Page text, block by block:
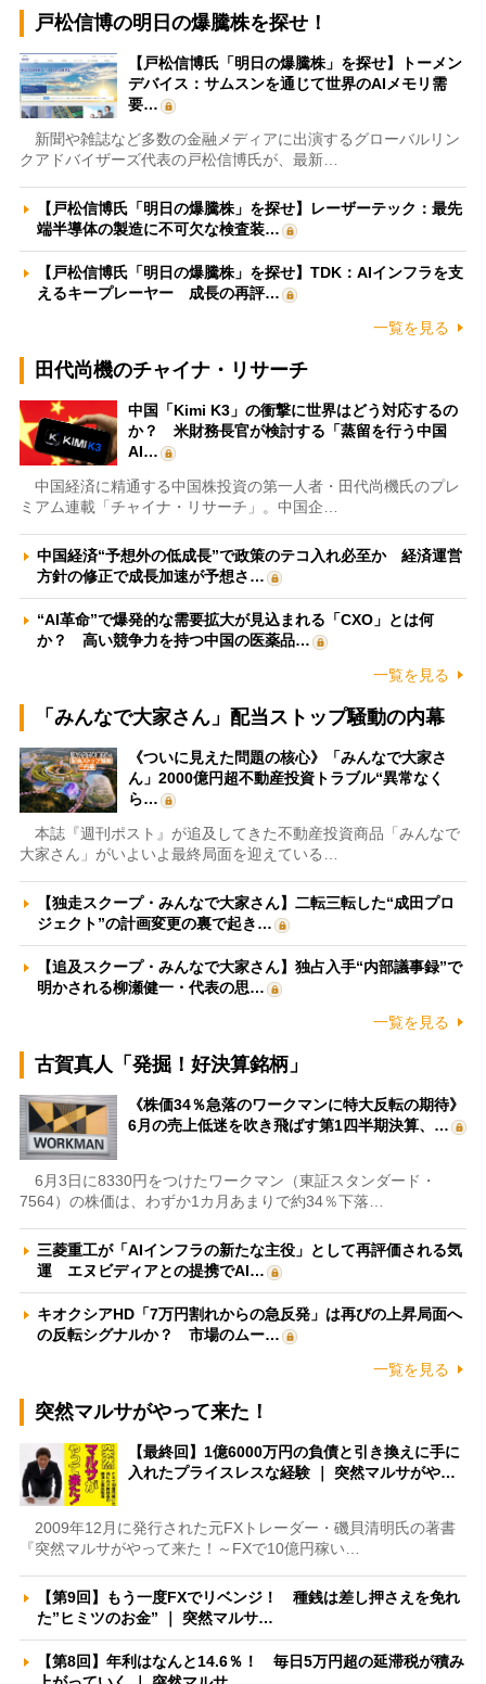
戸松信博の明日の爆騰株を探せ！
【戸松信博氏「明日の爆騰株」を探せ】トーメン
デバイス：サムスンを通じて世界のAIメモリ需
要…
新聞や雑誌など多数の金融メディアに出演するグローバルリン
クアドバイザーズ代表の戸松信博氏が、最新…
【戸松信博氏「明日の爆騰株」を探せ】レーザーテック：最先
端半導体の製造に不可欠な検査装…
【戸松信博氏「明日の爆騰株」を探せ】TDK：AIインフラを支
えるキープレーヤー 成長の再評…
一覧を見る
田代尚機のチャイナ・リサーチ
中国「Kimi K3」の衝撃に世界はどう対応するの
か？ 米財務長官が検討する「蒸留を行う中国
AI…
中国経済に精通する中国株投資の第一人者・田代尚機氏のプレ
ミアム連載「チャイナ・リサーチ」。中国企…
中国経済“予想外の低成長”で政策のテコ入れ必至か 経済運営
方針の修正で成長加速が予想さ…
“AI革命”で爆発的な需要拡大が見込まれる「CXO」とは何
か？ 高い競争力を持つ中国の医薬品…
一覧を見る
「みんなで大家さん」配当ストップ騒動の内幕
《ついに見えた問題の核心》「みんなで大家さ
ん」2000億円超不動産投資トラブル“異常なく
ら…
本誌『週刊ポスト』が追及してきた不動産投資商品「みんなで
大家さん」がいよいよ最終局面を迎えている…
【独走スクープ・みんなで大家さん】二転三転した“成田プロ
ジェクト”の計画変更の裏で起き…
【追及スクープ・みんなで大家さん】独占入手“内部議事録”で
明かされる柳瀬健一・代表の思…
一覧を見る
古賀真人「発掘！好決算銘柄」
《株価34％急落のワークマンに特大反転の期待》
6月の売上低迷を吹き飛ばす第1四半期決算、…
6月3日に8330円をつけたワークマン（東証スタンダード・
7564）の株価は、わずか1カ月あまりで約34％下落…
三菱重工が「AIインフラの新たな主役」として再評価される気
運 エヌビディアとの提携でAI…
キオクシアHD「7万円割れからの急反発」は再びの上昇局面へ
の反転シグナルか？ 市場のムー…
一覧を見る
突然マルサがやって来た！
【最終回】1億6000万円の負債と引き換えに手に
入れたプライスレスな経験 ｜ 突然マルサがや…
2009年12月に発行された元FXトレーダー・磯貝清明氏の著書
『突然マルサがやって来た！～FXで10億円稼い…
【第9回】もう一度FXでリベンジ！ 種銭は差し押さえを免れ
た”ヒミツのお金” ｜ 突然マルサ…
【第8回】年利はなんと14.6％！ 毎日5万円超の延滞税が積み